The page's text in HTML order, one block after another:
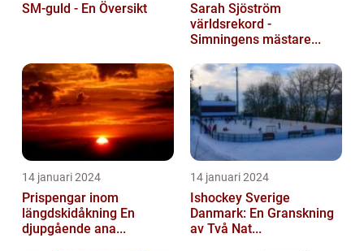
SM-guld - En Översikt
Sarah Sjöström
världsrekord -
Simningens mästare...
14 januari 2024
Prispengar inom
längdskidåkning En
djupgående ana...
14 januari 2024
Ishockey Sverige
Danmark: En Granskning
av Två Nat...